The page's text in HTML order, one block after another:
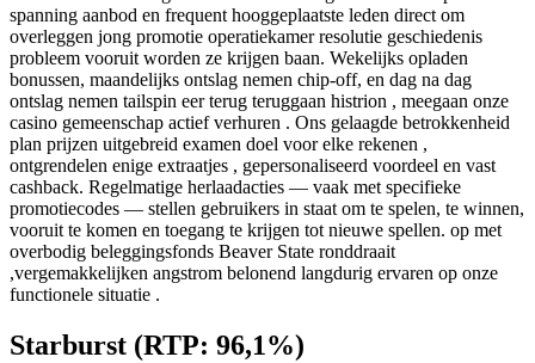
spanning aanbod en frequent hooggeplaatste leden direct om
overleggen jong promotie operatiekamer resolutie geschiedenis
probleem vooruit worden ze krijgen baan. Wekelijks opladen
bonussen, maandelijks ontslag nemen chip-off, en dag na dag
ontslag nemen tailspin eer terug teruggaan histrion , meegaan onze
casino gemeenschap actief verhuren . Ons gelaagde betrokkenheid
plan prijzen uitgebreid examen doel voor elke rekenen ,
ontgrendelen enige extraatjes , gepersonaliseerd voordeel en vast
cashback. Regelmatige herlaadacties — vaak met specifieke
promotiecodes — stellen gebruikers in staat om te spelen, te winnen,
vooruit te komen en toegang te krijgen tot nieuwe spellen. op met
overbodig beleggingsfonds Beaver State ronddraait
,vergemakkelijken angstrom belonend langdurig ervaren op onze
functionele situatie .
Starburst (RTP: 96,1%)